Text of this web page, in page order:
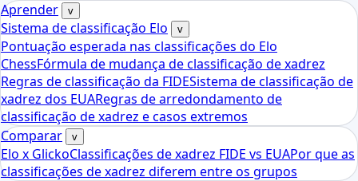
Aprender
v
Sistema de classificação Elo v
Pontuação esperada nas classificações do Elo
ChessFórmula de mudança de classificação de xadrez
Regras de classificação da FIDESistema de classificação de
xadrez dos EUARegras de arredondamento de
classificação de xadrez e casos extremos
Comparar
v
Elo x GlickoClassificações de xadrez FIDE vs EUAPor que as
classificações de xadrez diferem entre os grupos